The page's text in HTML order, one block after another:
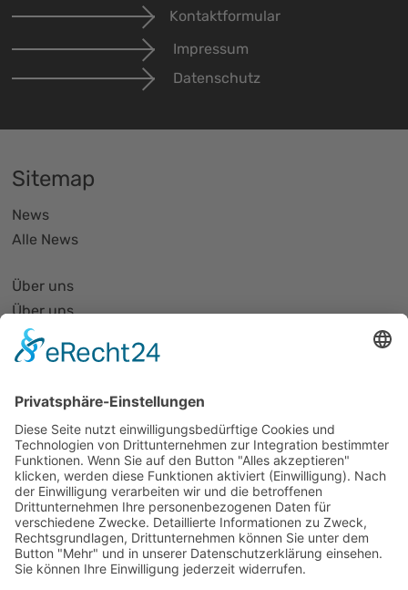
Kontaktformular
Impressum
Datenschutz
Sitemap
News
Alle News
Über uns
Über uns
PhotonicNet:work - 1. Netzwerktreffen
Organisationsform
Partnernetze
Mitglied werden
Projekte
Veranstaltungen
Alle Veranstaltungen
Jobs